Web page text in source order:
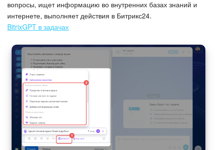
вопросы, ищет информацию во внутренних базах знаний и
интернете, выполняет действия в Битрикс24.
BitrixGPT в задачах